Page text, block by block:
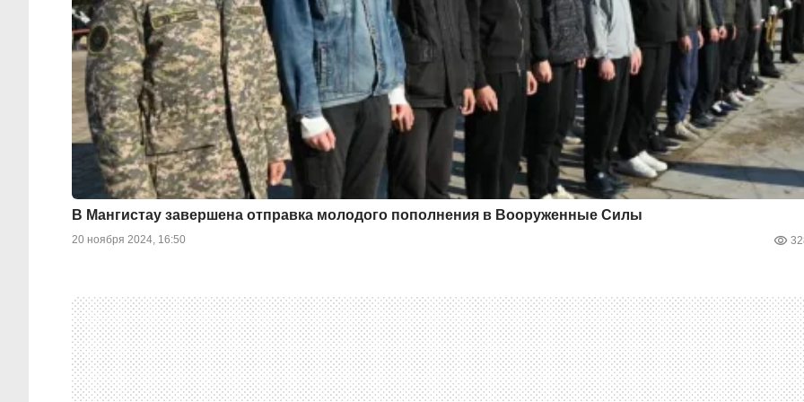
В Мангистау завершена отправка молодого пополнения в Вооруженные Силы
20 ноября 2024, 16:50